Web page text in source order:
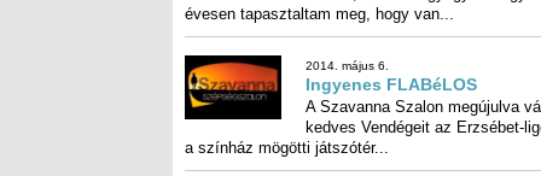
A Szavanna Szalon megújulva várja kedves
2014. március 12.
Fogyás? Izmosodás? Lássunk néhány
hozzá!
Személyi edzőként dolgozom, és 17 év
mögöttem e területen. A legtöbb ember azzal keres